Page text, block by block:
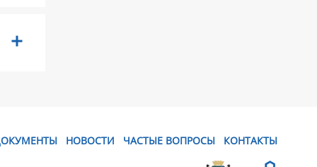
НОВОСТИ ЧАСТЫЕ ВОПРОСЫ КОНТАКТЫ